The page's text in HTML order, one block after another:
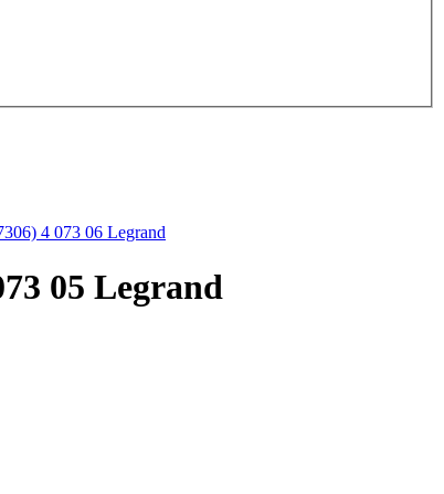
4 073 06 Legrand
05 Legrand